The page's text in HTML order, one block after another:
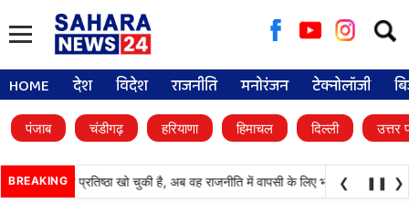
for:
HOME देश विदेश राजनीति मनोरंजन टेक्नोलॉजी
पंजाब चंडीगढ़ हरियाणा हिमाचल दिल्ली उत्तर
BREAKING
दल) अपनी प्रतिष्ठा खो चुकी है, अब वह राजनीति में वापसी के लिए भाजपा से
❮ ❚❚ ❯